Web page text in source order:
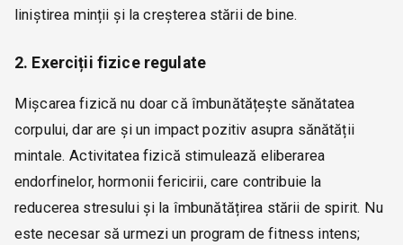
liniștirea minții și la creșterea stării de bine.
2. Exerciții fizice regulate
Mișcarea fizică nu doar că îmbunătățește sănătatea
corpului, dar are și un impact pozitiv asupra sănătății
mintale. Activitatea fizică stimulează eliberarea
endorfinelor, hormonii fericirii, care contribuie la
reducerea stresului și la îmbunătățirea stării de spirit. Nu
este necesar să urmezi un program de fitness intens;